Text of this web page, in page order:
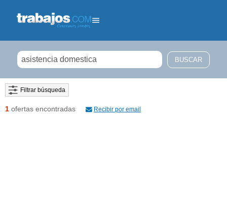
Filtrar búsqueda
1 ofertas encontradas Recibir por email